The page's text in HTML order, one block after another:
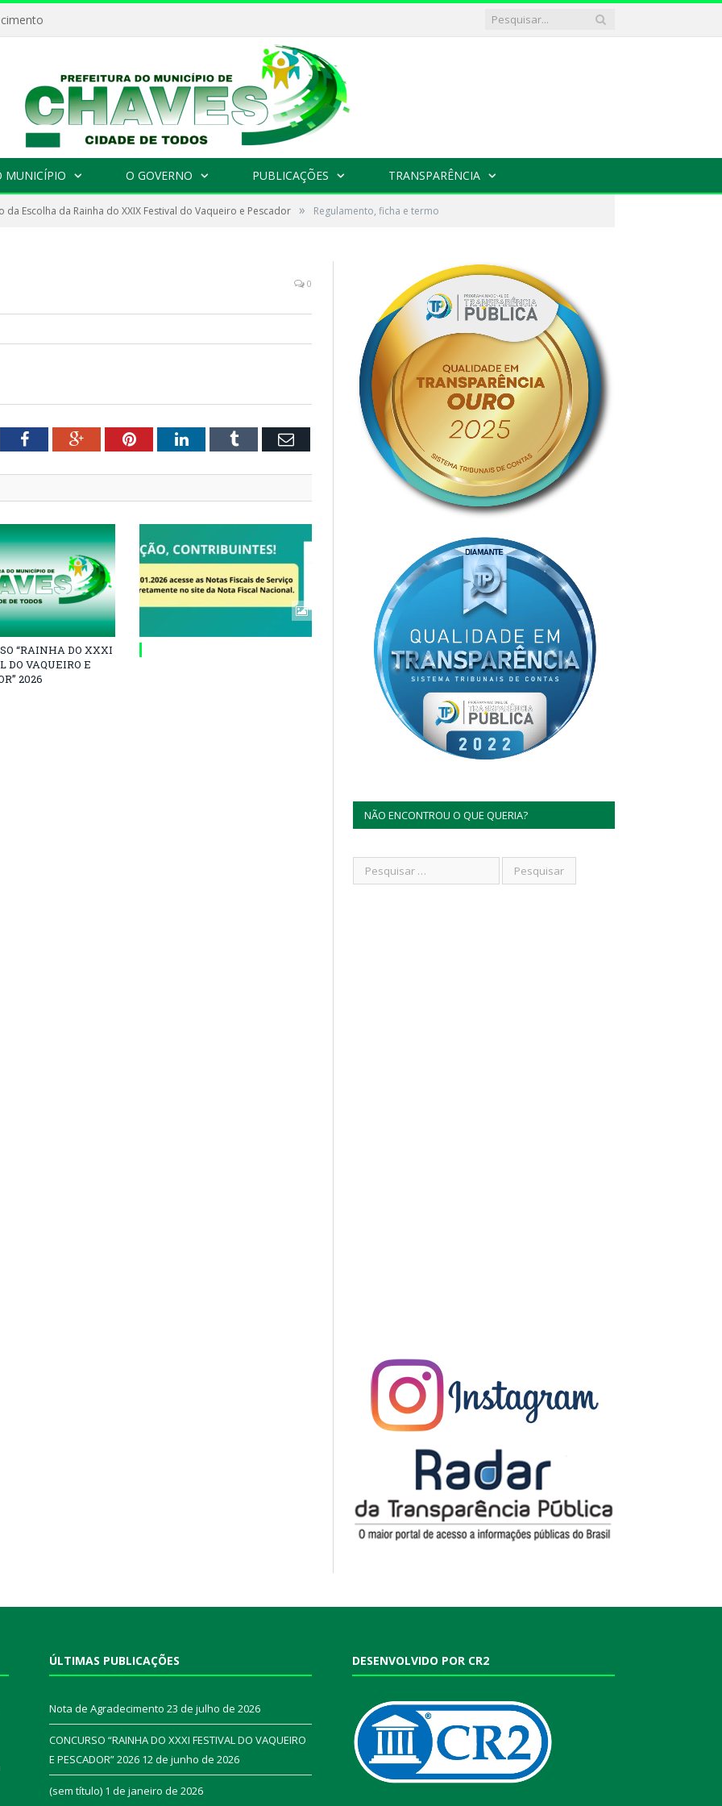
MUNICÍPIO O GOVERNO PUBLICAÇÕES TRANSPARÊNCIA
da Escolha da Rainha do XXIX Festival do Vaqueiro e Pescador » Regulamento, ficha e termo
0
FacebookGoogle+PinterestLinkedInTumblr Email
“RAINHA DO XXXI
DO VAQUEIRO E
2026
NÃO ENCONTROU O QUE QUERIA?
ÚLTIMAS PUBLICAÇÕES
Nota de Agradecimento 23 de julho de 2026
CONCURSO “RAINHA DO XXXI FESTIVAL DO VAQUEIRO
E PESCADOR” 2026 12 de junho de 2026
(sem título) 1 de janeiro de 2026
DESENVOLVIDO POR CR2